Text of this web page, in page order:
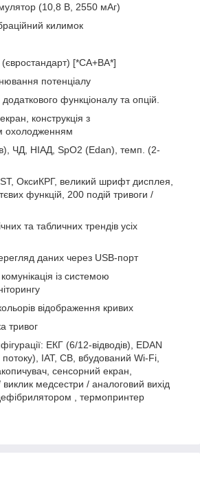
(10,8 В, 2550 мАг)
килимок
[*CA+BA*]
потенціалу
функціоналу та опцій.
конструкція з
охолодженням
ЧД, НІАД, SpO2 (Edan), темп. (2-
ST, ОксиКРГ, великий шрифт дисплея,
функцій, 200 подій тривоги /
та табличних трендів усіх
даних через USB-порт
із системою
відображення кривих
тривог
ЕКГ (6/12-відводів), EDAN
ІАТ, СВ, вбудований Wi-Fi,
сенсорний екран,
медсестри / аналоговий вихід
, термопринтер